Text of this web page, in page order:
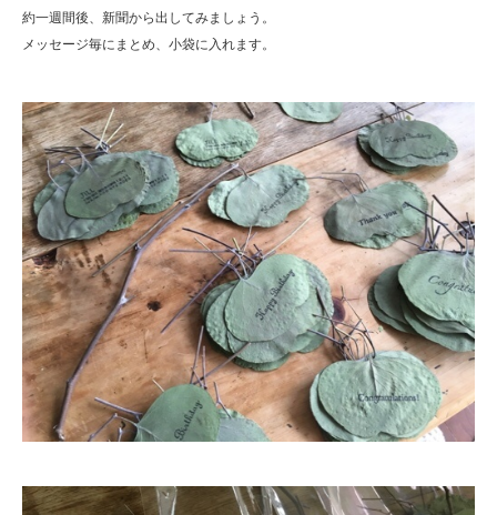
約一週間後、新聞から出してみましょう。
メッセージ毎にまとめ、小袋に入れます。